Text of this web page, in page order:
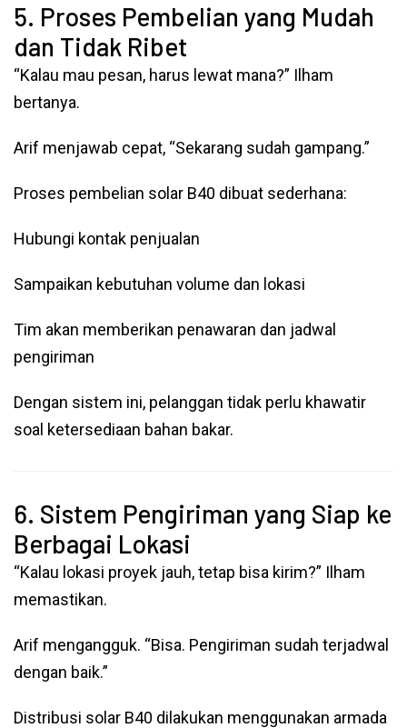
5. Proses Pembelian yang Mudah
dan Tidak Ribet
“Kalau mau pesan, harus lewat mana?” Ilham
bertanya.
Arif menjawab cepat, “Sekarang sudah gampang.”
Proses pembelian solar B40 dibuat sederhana:
Hubungi kontak penjualan
Sampaikan kebutuhan volume dan lokasi
Tim akan memberikan penawaran dan jadwal
pengiriman
Dengan sistem ini, pelanggan tidak perlu khawatir
soal ketersediaan bahan bakar.
6. Sistem Pengiriman yang Siap ke
Berbagai Lokasi
“Kalau lokasi proyek jauh, tetap bisa kirim?” Ilham
memastikan.
Arif mengangguk. “Bisa. Pengiriman sudah terjadwal
dengan baik.”
Distribusi solar B40 dilakukan menggunakan armada